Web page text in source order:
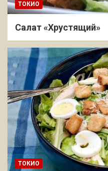
ТОКИО
Салат «Хрустящий»
ТОКИО